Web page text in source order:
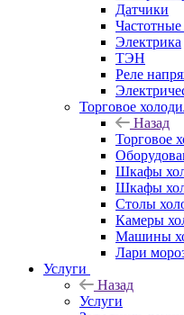
Датчики
Частотные
Электрика
ТЭН
Реле
Торговое
Назад
Торговое
Шкафы
Шкафы
Столы
Камеры
Машины
Лари
Услуги
Назад
Услуги